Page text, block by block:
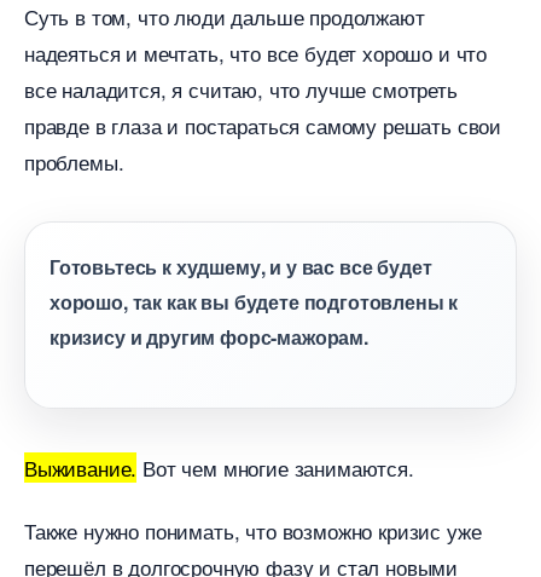
Суть в том, что люди дальше продолжают
надеяться и мечтать, что все будет хорошо и что
се наладится, я считаю, что лучше смотреть
правде в глаза и постараться самому решать свои
проблемы.
Готовьтесь к худшему, и у вас все будет
хорошо, так как вы будете подготовлены к
кризису и другим форс-мажорам.
ыживание. от чем многие занимаются.
Также нужно понимать, что возможно кризис уже
перешёл в долгосрочную фазу и стал новыми